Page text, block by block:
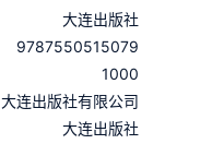
大连出版社
9787550515079
1000
大连出版社有限公司
大连出版社